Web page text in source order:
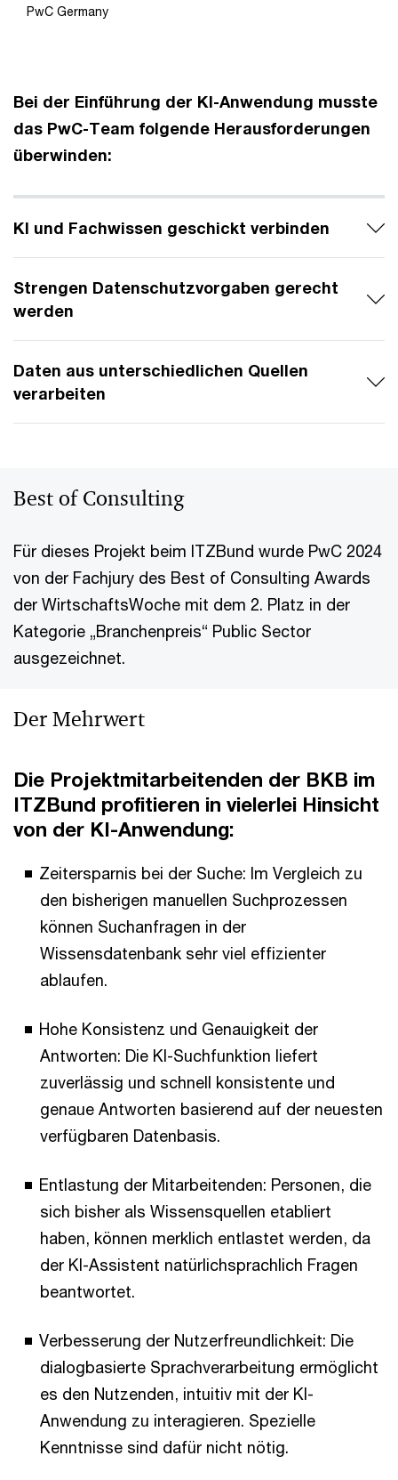
PwC Germany
Bei der Einführung der KI-Anwendung musste
das PwC-Team folgende Herausforderungen
überwinden:
KI und Fachwissen geschickt verbinden
Strengen Datenschutzvorgaben gerecht
werden
Daten aus unterschiedlichen Quellen
verarbeiten
Best of Consulting
Für dieses Projekt beim ITZBund wurde PwC 2024
von der Fachjury des Best of Consulting Awards
der WirtschaftsWoche mit dem 2. Platz in der
Kategorie „Branchenpreis“ Public Sector
ausgezeichnet.
Der Mehrwert
Die Projektmitarbeitenden der BKB im
ITZBund profitieren in vielerlei Hinsicht
von der KI-Anwendung:
Zeitersparnis bei der Suche: Im Vergleich zu
den bisherigen manuellen Suchprozessen
können Suchanfragen in der
Wissensdatenbank sehr viel effizienter
ablaufen.
Hohe Konsistenz und Genauigkeit der
Antworten: Die KI-Suchfunktion liefert
zuverlässig und schnell konsistente und
genaue Antworten basierend auf der neuesten
verfügbaren Datenbasis.
Entlastung der Mitarbeitenden: Personen, die
sich bisher als Wissensquellen etabliert
haben, können merklich entlastet werden, da
der KI-Assistent natürlichsprachlich Fragen
beantwortet.
Verbesserung der Nutzerfreundlichkeit: Die
dialogbasierte Sprachverarbeitung ermöglicht
es den Nutzenden, intuitiv mit der KI-
Anwendung zu interagieren. Spezielle
Kenntnisse sind dafür nicht nötig.